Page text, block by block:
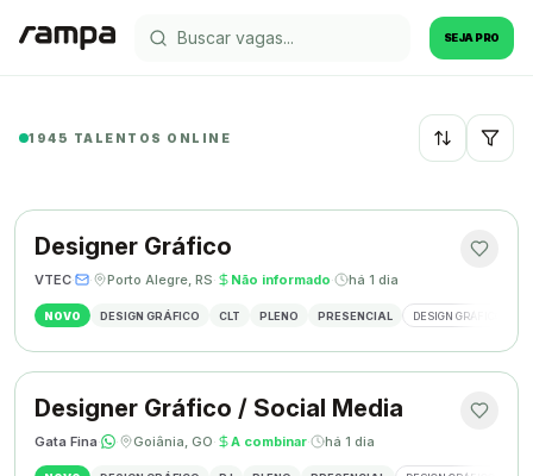
SEJA PRO
1945 TALENTOS ONLINE Recentes
Designer Gráfico
VTEC· · Porto Alegre, RS· Não informado· há 1 dia
NOVO DESIGN GRÁFICO CLT PLENO PRESENCIAL DESIGN GRÁFICO
Designer Gráfico / Social Media
Gata Fina· · Goiânia, GO· A combinar· há 1 dia